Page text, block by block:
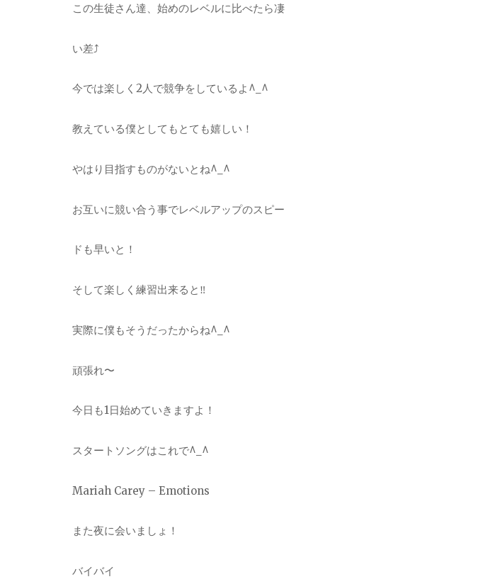
この生徒さん達、始めのレベルに比べたら凄
い差⤴︎
今では楽しく2人で競争をしているよ^_^
教えている僕としてもとても嬉しい！
やはり目指すものがないとね^_^
お互いに競い合う事でレベルアップのスピー
ドも早いと！
そして楽しく練習出来ると‼︎
実際に僕もそうだったからね^_^
頑張れ〜
今日も1日始めていきますよ！
スタートソングはこれで^_^
Mariah Carey – Emotions
また夜に会いましょ！
バイバイ